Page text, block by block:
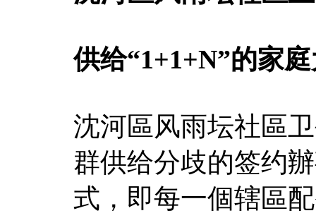
供给“1+1+N”的家
沈河區风雨坛社區
群供给分歧的签约
式，即每一個辖區